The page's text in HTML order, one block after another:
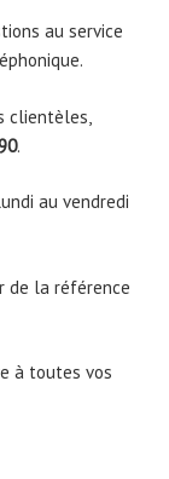
au service
clientèles,
.
au vendredi
de la référence
à toutes vos